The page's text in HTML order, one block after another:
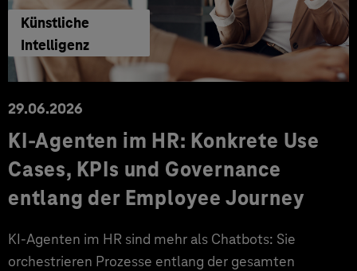
Künstliche
Intelligenz
29.06.2026
KI‑Agenten im HR: Konkrete Use
Cases, KPIs und Governance
entlang der Employee Journey
KI‑Agenten im HR sind mehr als Chatbots: Sie
orchestrieren Prozesse entlang der gesamten